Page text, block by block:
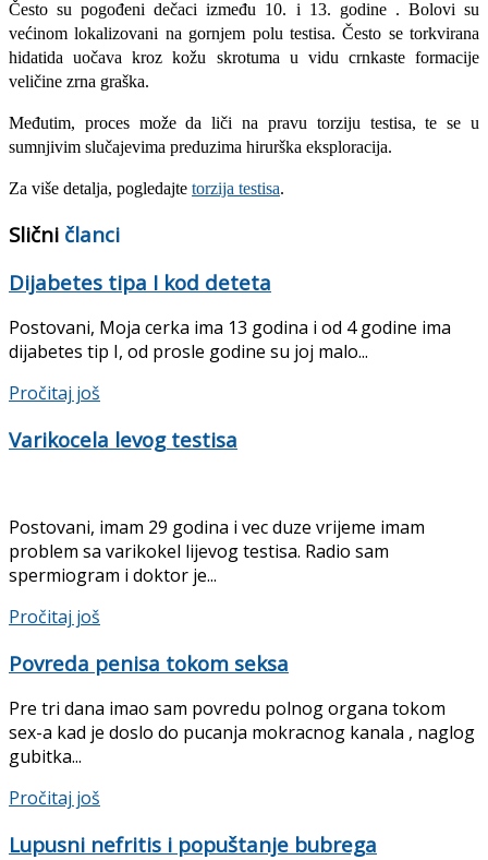
Često su pogođeni dečaci između 10. i 13. godine . Bolovi su
većinom lokalizovani na gornjem polu testisa. Često se torkvirana
hidatida uočava kroz kožu skrotuma u vidu crnkaste formacije
veličine zrna graška.
Međutim, proces može da liči na pravu torziju testisa, te se u
sumnjivim slučajevima preduzima hirurška eksploracija.
Za više detalja, pogledajte torzija testisa.
Slični članci
Dijabetes tipa I kod deteta
Postovani, Moja cerka ima 13 godina i od 4 godine ima
dijabetes tip I, od prosle godine su joj malo...
Pročitaj još
Varikocela levog testisa
Postovani, imam 29 godina i vec duze vrijeme imam
problem sa varikokel lijevog testisa. Radio sam
spermiogram i doktor je...
Pročitaj još
Povreda penisa tokom seksa
Pre tri dana imao sam povredu polnog organa tokom
sex-a kad je doslo do pucanja mokracnog kanala , naglog
gubitka...
Pročitaj još
Lupusni nefritis i popuštanje bubrega